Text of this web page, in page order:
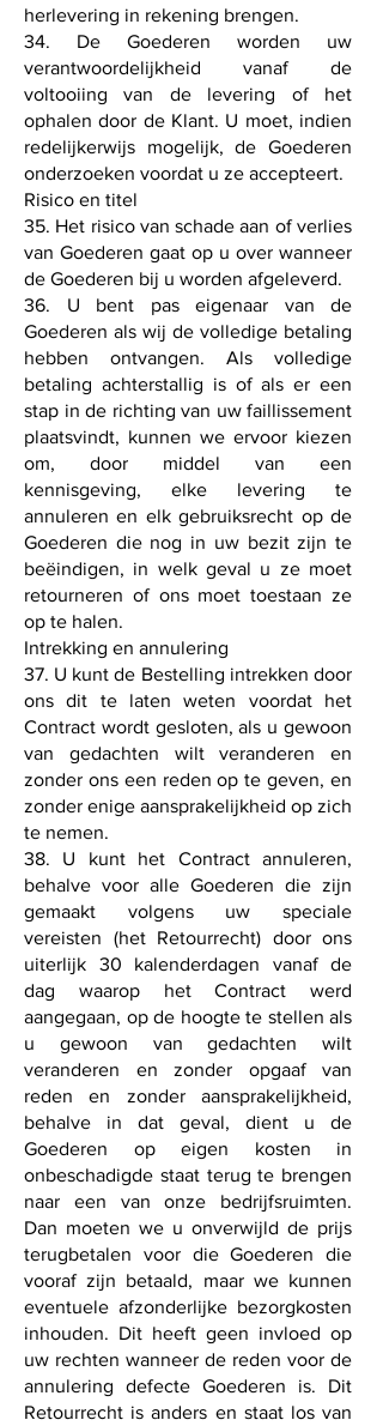
herlevering in rekening brengen.
34. De Goederen worden uw
verantwoordelijkheid vanaf de
voltooiing van de levering of het
ophalen door de Klant. U moet, indien
redelijkerwijs mogelijk, de Goederen
onderzoeken voordat u ze accepteert.
Risico en titel
35. Het risico van schade aan of verlies
van Goederen gaat op u over wanneer
de Goederen bij u worden afgeleverd.
36. U bent pas eigenaar van de
Goederen als wij de volledige betaling
hebben ontvangen. Als volledige
betaling achterstallig is of als er een
stap in de richting van uw faillissement
plaatsvindt, kunnen we ervoor kiezen
om, door middel van een
kennisgeving, elke levering te
annuleren en elk gebruiksrecht op de
Goederen die nog in uw bezit zijn te
beëindigen, in welk geval u ze moet
retourneren of ons moet toestaan ​​ze
op te halen.
Intrekking en annulering
37. U kunt de Bestelling intrekken door
ons dit te laten weten voordat het
Contract wordt gesloten, als u gewoon
van gedachten wilt veranderen en
zonder ons een reden op te geven, en
zonder enige aansprakelijkheid op zich
te nemen.
38. U kunt het Contract annuleren,
behalve voor alle Goederen die zijn
gemaakt volgens uw speciale
vereisten (het Retourrecht) door ons
uiterlijk 30 kalenderdagen vanaf de
dag waarop het Contract werd
aangegaan, op de hoogte te stellen als
u gewoon van gedachten wilt
veranderen en zonder opgaaf van
reden en zonder aansprakelijkheid,
behalve in dat geval, dient u de
Goederen op eigen kosten in
onbeschadigde staat terug te brengen
naar een van onze bedrijfsruimten.
Dan moeten we u onverwijld de prijs
terugbetalen voor die Goederen die
vooraf zijn betaald, maar we kunnen
eventuele afzonderlijke bezorgkosten
inhouden. Dit heeft geen invloed op
uw rechten wanneer de reden voor de
annulering defecte Goederen is. Dit
Retourrecht is anders en staat los van